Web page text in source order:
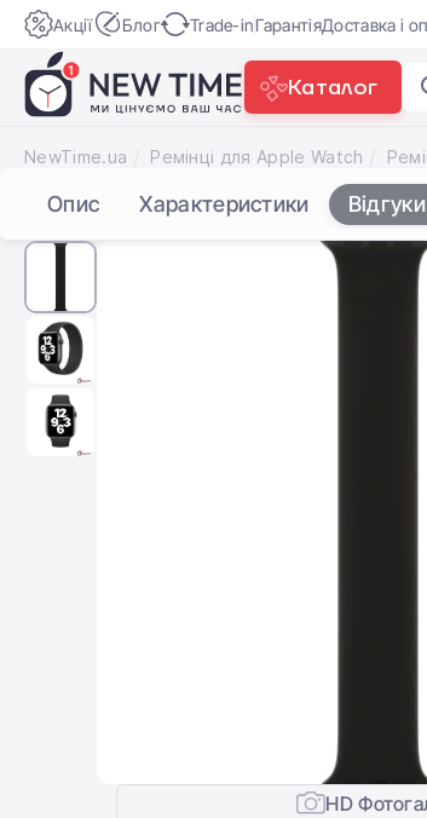
Акції Блог Trade-inГарантіяДоставка і
Каталог
NewTime.ua Ремінці для Apple Watch
Опис Характеристики Відгуки
HD